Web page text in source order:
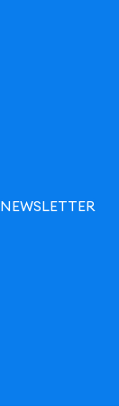
NEWSLETTER